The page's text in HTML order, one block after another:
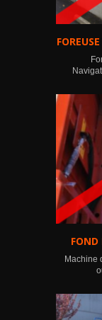
Machine